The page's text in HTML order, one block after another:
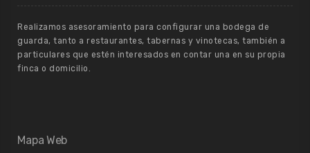
Realizamos asesoramiento para configurar una bodega de
guarda, tanto a restaurantes, tabernas y vinotecas, también a
particulares que estén interesados en contar una en su propia
finca o domicilio.
Mapa Web